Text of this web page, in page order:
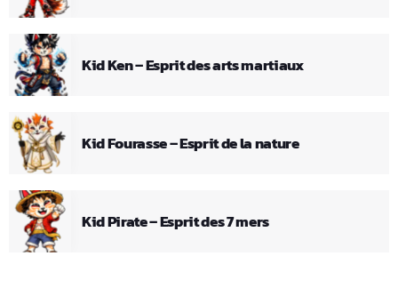
Kid Ken – Esprit des arts martiaux
Kid Fourasse – Esprit de la nature
Kid Pirate – Esprit des 7 mers